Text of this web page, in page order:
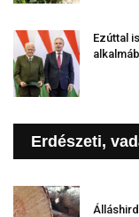
Ezúttal
Erdészeti,